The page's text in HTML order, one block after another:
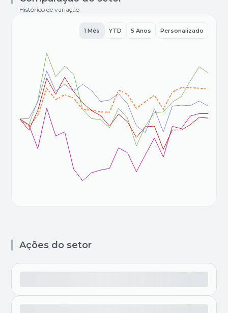
Histórico de variação
1 Mês YTD 5 Anos Personalizado
Ações do setor